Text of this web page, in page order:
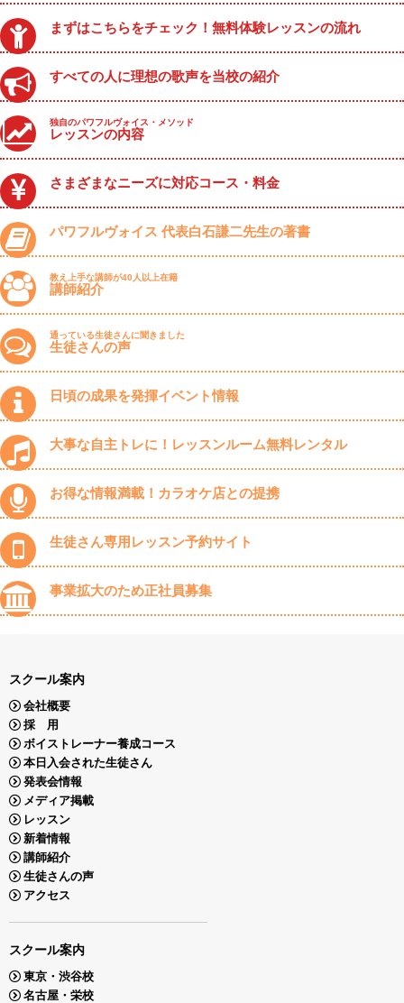
まずはこちらをチェック！無料体験レッスンの流れ
すべての人に理想の歌声を当校の紹介
独自のパワフルヴォイス・メソッド
レッスンの内容
さまざまなニーズに対応コース・料金
パワフルヴォイス 代表白石謙二先生の著書
教え上手な講師が40人以上在籍
講師紹介
通っている生徒さんに聞きました
生徒さんの声
日頃の成果を発揮イベント情報
大事な自主トレに！レッスンルーム無料レンタル
お得な情報満載！カラオケ店との提携
生徒さん専用レッスン予約サイト
事業拡大のため正社員募集
スクール案内
会社概要
採 用
ボイストレーナー養成コース
本日入会された生徒さん
発表会情報
メディア掲載
レッスン
新着情報
講師紹介
生徒さんの声
アクセス
スクール案内
東京・渋谷校
名古屋・栄校